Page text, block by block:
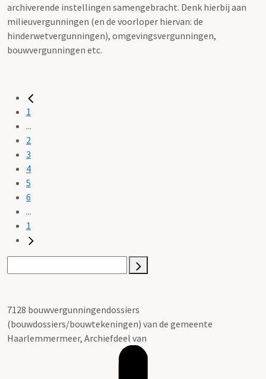
archiverende instellingen samengebracht. Denk hierbij aan
milieuvergunningen (en de voorloper hiervan: de
hinderwetvergunningen), omgevingsvergunningen,
bouwvergunningen etc.
1
...
2
3
4
5
6
...
1
7128 bouwvergunningendossiers
(bouwdossiers/bouwtekeningen) van de gemeente
Haarlemmermeer, Archiefdeel van